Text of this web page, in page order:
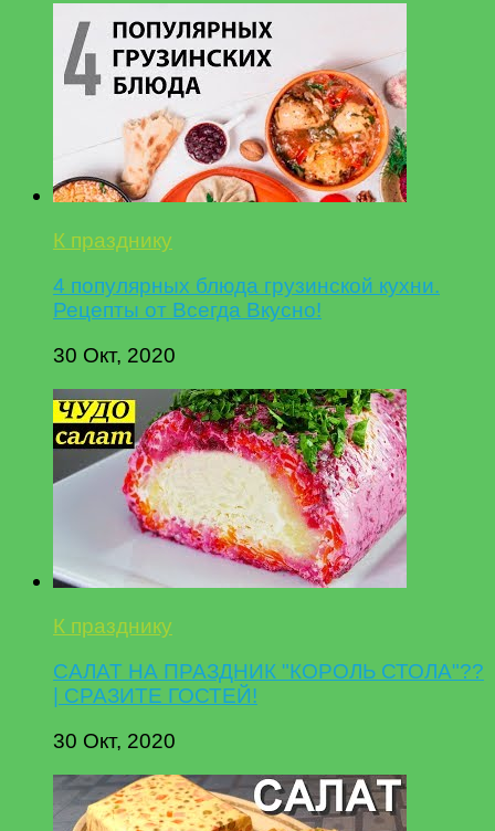
К празднику
4 популярных блюда грузинской кухни.
Рецепты от Всегда Вкусно!
30 Окт, 2020
К празднику
САЛАТ НА ПРАЗДНИК "КОРОЛЬ СТОЛА"??
| СРАЗИТЕ ГОСТЕЙ!
30 Окт, 2020